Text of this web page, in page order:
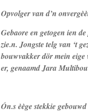
Opvolger van d’n
Gebaore en getogen ien
zie.n. Jongste telg van ‘t
bouwvakker dör mein eige
er, genaamd Jara
Ón.s èège stekkie